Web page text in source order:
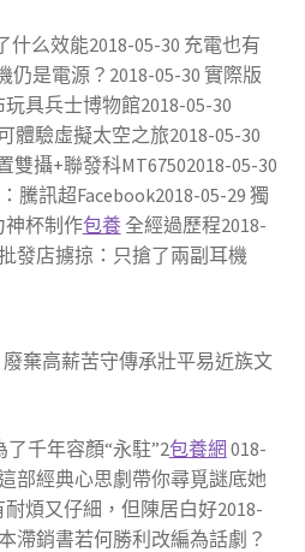
什么效能2018-05-30 充電也有
仍是電源？2018-05-30 實際版
具兵士博物館2018-05-30
體驗虛擬太空之旅2018-05-30
雙攝+聯發科MT67502018-05-30
騰訊超Facebook2018-05-29 獨
神杯制作包養全經過歷程2018-
發店擄掠：只搶了兩副耳機
棄高薪苦守傳承壯平易近族文
千年容顏“永駐”2包養網 018-
部經典心思劇帶你尋覓謎底她
煩又仔細，但陳居白好2018-
滯銷書若何勝利改編為話劇？